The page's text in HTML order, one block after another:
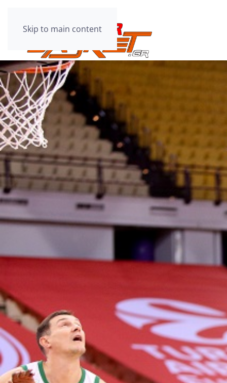
Skip to main content